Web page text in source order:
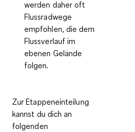
werden daher oft
Flussradwege
empfohlen, die dem
Flussverlauf im
ebenen Gelände
folgen.
ZurEtappeneinteilung
kannst du dich an
folgenden